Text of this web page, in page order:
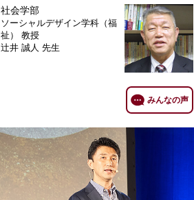
社会学部
ソーシャルデザイン学科（福
祉） 教授
辻井 誠人 先生
みんなの声